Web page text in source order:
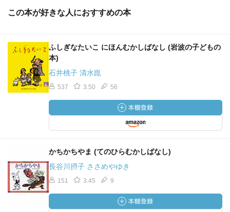
この本が好きな人におすすめの本
ふしぎなたいこ にほんむかしばなし (岩波の子どもの
本)
石井桃子 清水崑
537 3.50 56
かちかちやま (てのひらむかしばなし)
長谷川摂子 ささめやゆき
151 3.45 9